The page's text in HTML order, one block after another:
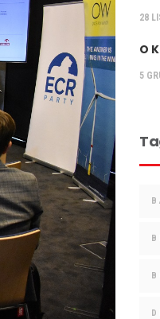
28
O
5